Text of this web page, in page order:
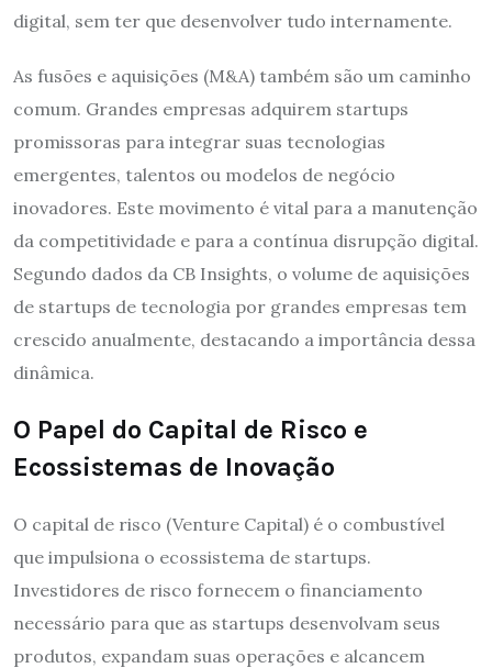
digital, sem ter que desenvolver tudo internamente.
As fusões e aquisições (M&A) também são um caminho
comum. Grandes empresas adquirem startups
promissoras para integrar suas tecnologias
emergentes, talentos ou modelos de negócio
inovadores. Este movimento é vital para a manutenção
da competitividade e para a contínua disrupção digital.
Segundo dados da CB Insights, o volume de aquisições
de startups de tecnologia por grandes empresas tem
crescido anualmente, destacando a importância dessa
dinâmica.
O Papel do Capital de Risco e
Ecossistemas de Inovação
O capital de risco (Venture Capital) é o combustível
que impulsiona o ecossistema de startups.
Investidores de risco fornecem o financiamento
necessário para que as startups desenvolvam seus
produtos, expandam suas operações e alcancem